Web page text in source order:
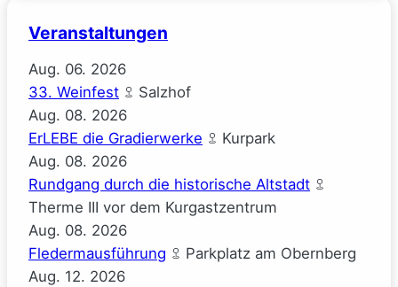
Veranstaltungen
Aug. 06. 2026
33. Weinfest
Salzhof
Aug. 08. 2026
ErLEBE die Gradierwerke
Kurpark
Aug. 08. 2026
Rundgang durch die historische Altstadt
Therme III vor dem Kurgastzentrum
Aug. 08. 2026
Fledermausführung
Parkplatz am Obernberg
Aug. 12. 2026